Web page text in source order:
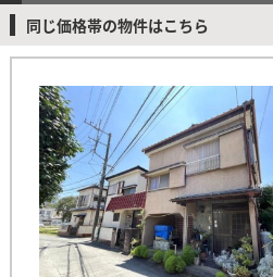
同じ価格帯の物件はこちら